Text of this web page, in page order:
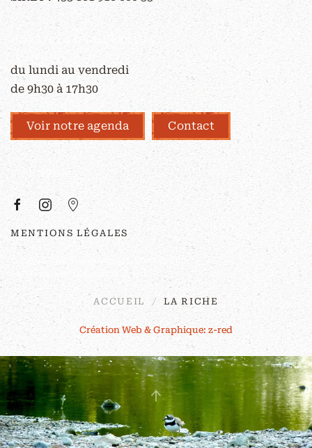
HORAIRES D'OUVERTURE
du lundi au vendredi
de 9h30 à 17h30
Voir notre agenda Contact
À PROPOS
MENTIONS LÉGALES
©
Couleurs Sauvages. Tous droits
réservés. Site réalisé par
z-red
ACCUEIL LA RICHE
Création Web & Graphique: z-red